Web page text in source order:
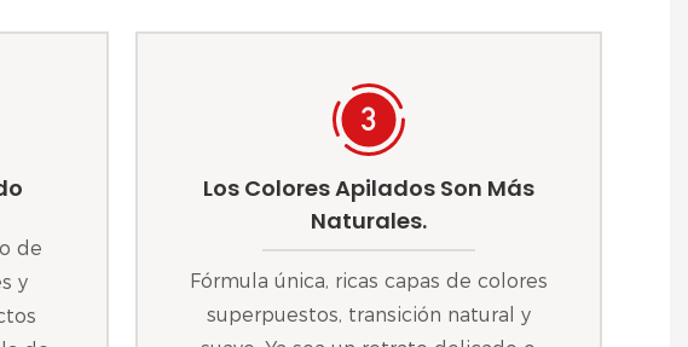
de
y
Los Colores Apilados Son Más
Naturales.
Fórmula única, ricas capas de colores
superpuestos, transición natural y